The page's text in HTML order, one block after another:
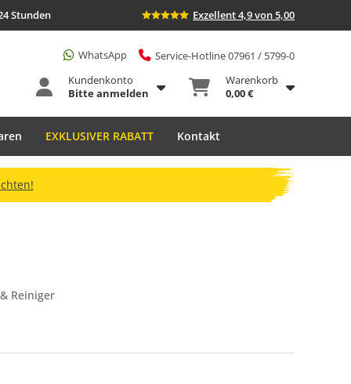
Stunden Exzellent 4,9 von 5,00
WhatsApp
Service-Hotline 07961 / 5799-0
Kundenkonto
Bitte anmelden
Warenkorb
0,00 €
EXKLUSIVER RABATT Kontakt
Reiniger